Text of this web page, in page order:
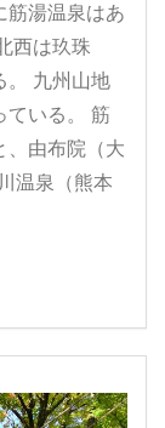
筋湯温泉はあ
西は玖珠
。 九州山地
ている。 筋
、由布院（大
温泉（熊本